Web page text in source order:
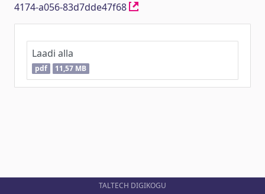
4174-a056-83d7dde47f68
Laadi alla
pdf 11,57 MB
TALTECH DIGIKOGU